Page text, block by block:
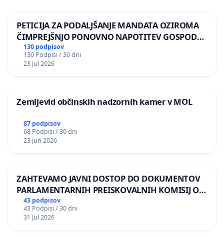
PETICIJA ZA PODALJŠANJE MANDATA OZIROMA
ČIMPREJŠNJO PONOVNO NAPOTITEV GOSPODA
BERNARDA ŠRAJNERJA NA VELEPOSLANIŠTVO
REPUBLIKE SLOVENIJE V MOSKVI
130 podpisov
130 Podpisi / 30 dni
23 Jul 2026
Zemljevid občinskih nadzornih kamer v MOL
87 podpisov
68 Podpisi / 30 dni
23 Jun 2026
ZAHTEVAMO JAVNI DOSTOP DO DOKUMENTOV
PARLAMENTARNIH PREISKOVALNIH KOMISIJ O
ILEGALNI TRGOVINI Z OROŽJEM
43 podpisov
43 Podpisi / 30 dni
31 Jul 2026